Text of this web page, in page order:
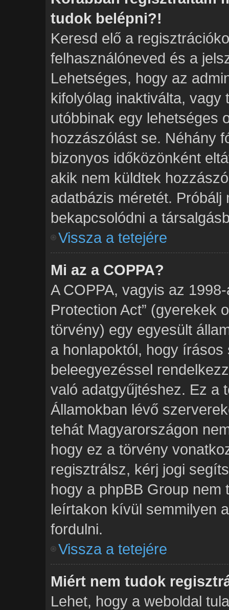
tudok belépni?!
Keresd elő a
felhasználóneved és a
Lehetséges, hogy az
kifolyólag inaktiválta,
utóbbinak egy lehetséges
hozzászólást se. Néhány
bizonyos időközönként
akik nem küldtek
adatbázis méretét. Próbálj
bekapcsolódni a
Vissza a tetejére
Mi az a COPPA?
A COPPA, vagyis az
Protection Act” (gyerekek
törvény) egy egyesült
a honlapoktól, hogy
beleegyezéssel
való adatgyűjtéshez. Ez a
Államokban lévő
tehát Magyarországon
hogy ez a törvény
regisztrálsz, kérj jogi
hogy a phpBB Group nem
leírtakon kívül semmilyen
fordulni.
Vissza a tetejére
Miért nem tudok
Lehet, hogy a weboldal